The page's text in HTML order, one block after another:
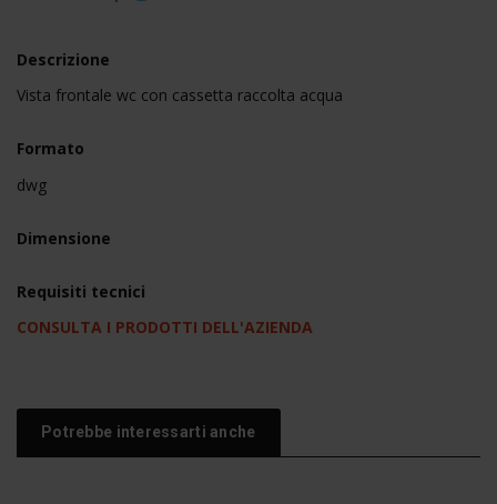
Descrizione
Vista frontale wc con cassetta raccolta acqua
Formato
dwg
Dimensione
Requisiti tecnici
CONSULTA I PRODOTTI DELL'AZIENDA
Potrebbe interessarti anche